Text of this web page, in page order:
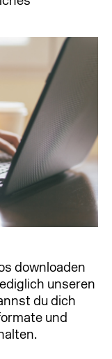
downloaden
unseren
du dich
und